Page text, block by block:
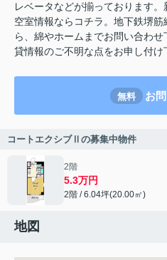
レベータなどが揃っております
空室情報ならコチラ。地下鉄堺
ら、綿やホームまでお問い合わ
貸情報のご不明な点をお申し付け
無料 お
コートエクシブⅡの募集中物件
2階
5.3万円
2階 / 6.04坪(20.00㎡)
地図